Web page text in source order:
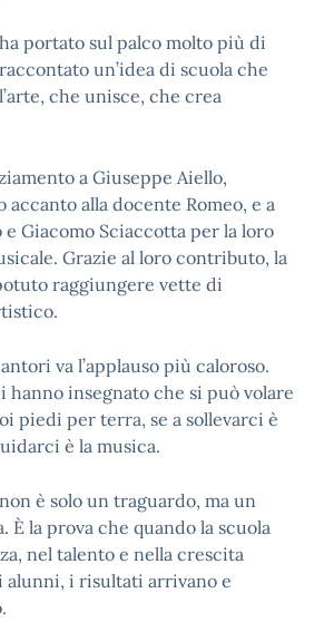
portato sul palco molto più di
un’idea di scuola che
che unisce, che crea
a Giuseppe Aiello,
alla docente Romeo, e a
e Giacomo Sciaccotta per la loro
Grazie al loro contributo, la
raggiungere vette di
va l’applauso più caloroso.
hanno insegnato che si può volare
piedi per terra, se a sollevarci è
è la musica.
è solo un traguardo, ma un
È la prova che quando la scuola
nel talento e nella crescita
alunni, i risultati arrivano e